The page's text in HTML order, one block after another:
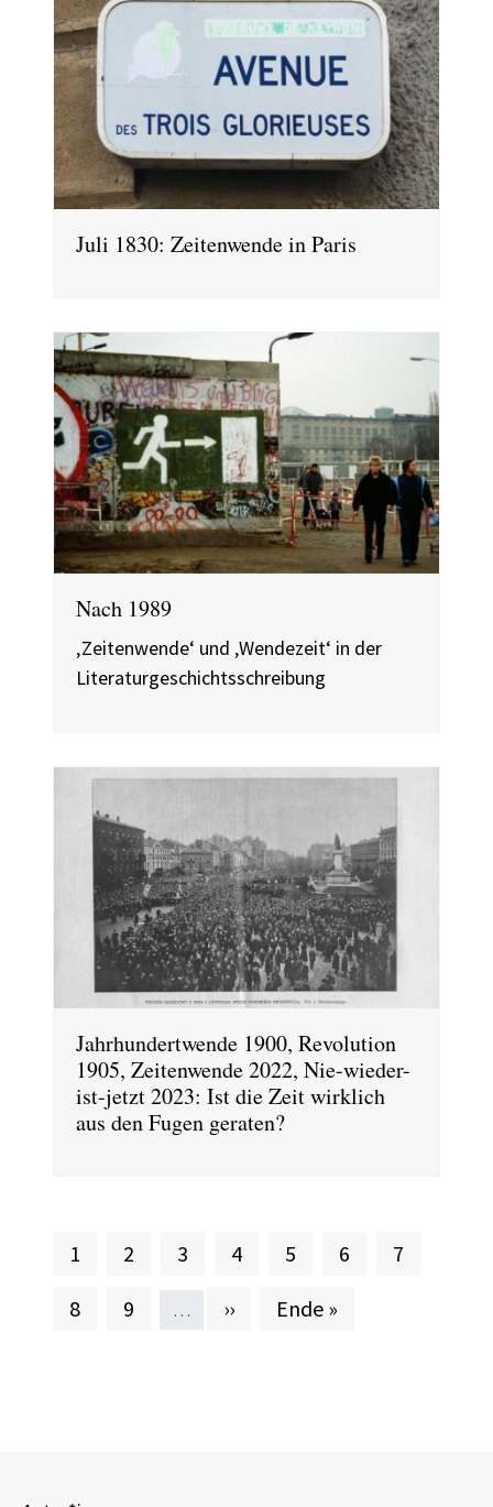
Juli 1830: Zeitenwende in Paris
Nach 1989
‚Zeitenwende‘ und ‚Wendezeit‘ in der
Literaturgeschichtsschreibung
Jahrhundertwende 1900, Revolution
1905, Zeitenwende 2022, Nie-wieder-
ist-jetzt 2023: Ist die Zeit wirklich
aus den Fugen geraten?
Aktuelle Seite
1 Seite
2 Seite
3 Seite
4 Seite
5 Seite
6 Seite
7
Seite
8 Seite
9 … Nächste Seite
›› Letzte Seite
Ende »